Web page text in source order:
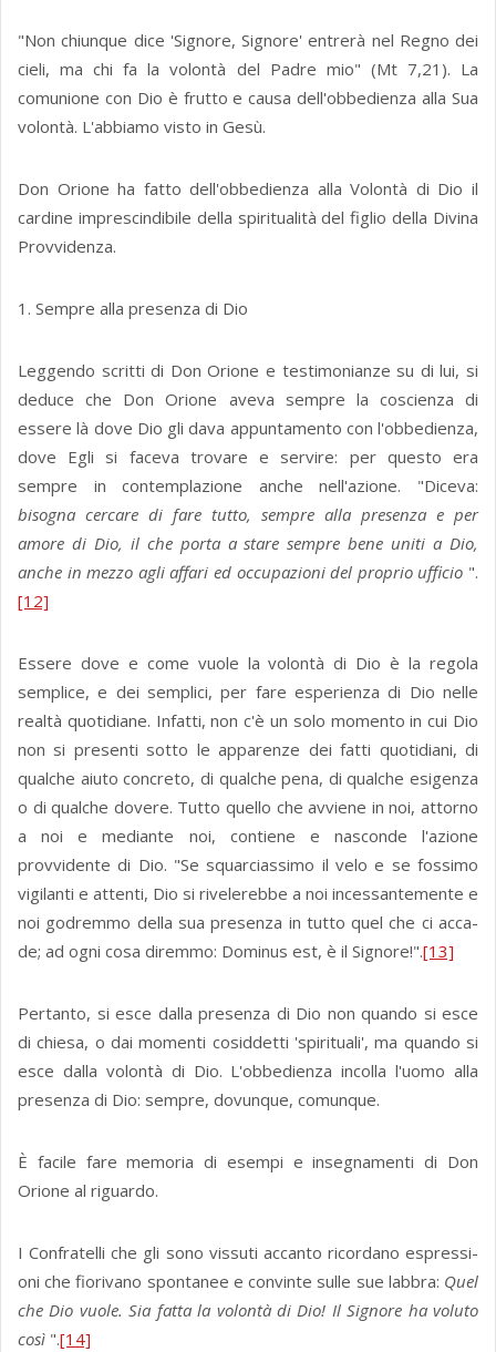
"Non chiunque dice 'Signore, Signore' entrerà nel Regno dei
cieli, ma chi fa la volontà del Padre mio" (Mt 7,21). La
comunione con Dio è frutto e causa dell'obbedienza alla Sua
volontà. L'abbiamo visto in Gesù.
Don Orione ha fatto dell'obbedienza alla Volontà di Dio il
cardine imprescindibile della spiritualità del figlio della Divina
Provvidenza.
1. Sempre alla presenza di Dio
Leggendo scritti di Don Orione e testimonianze su di lui, si
deduce che Don Orione aveva sempre la coscienza di
essere là dove Dio gli dava appuntamento con l'obbedienza,
dove Egli si faceva trovare e servire: per questo era
sempre in contempla­zione anche nell'a­zione. "Diceva:
bisogna cercare di fare tutto, sempre alla presenza e per
amore di Dio, il che porta a stare sempre bene uniti a Dio,
anche in mezzo agli affari ed occu­pazioni del proprio ufficio ".
[12]
Essere dove e come vuole la volontà di Dio è la regola
semplice, e dei semplici, per fare esperienza di Dio nelle
realtà quotidiane. Infatti, non c'è un solo momento in cui Dio
non si presenti sotto le apparenze dei fatti quotidiani, di
qualche aiuto concreto, di qualche pena, di qualche esigenza
o di qualche dovere. Tutto quello che avviene in noi, attorno
a noi e mediante noi, contiene e nasconde l'azione
provvidente di Dio. "Se squarciassimo il velo e se fossimo
vigilan­ti e attenti, Dio si rivelerebbe a noi incessantemente e
noi godremmo della sua presen­za in tutto quel che ci acca­
de; ad ogni cosa diremmo: Dominus est, è il Signore!".[13]
Pertanto, si esce dalla presenza di Dio non quando si esce
di chiesa, o dai momenti cosiddetti 'spirituali', ma quando si
esce dalla volontà di Dio. L'obbedienza incolla l'uomo alla
presenza di Dio: sempre, dovunque, comunque.
È facile fare memoria di esempi e insegnamenti di Don
Orione al riguardo.
I Confratelli che gli sono vissuti accan­to ricordano e­spressi­
oni che fiorivano spontanee e con­vinte sulle sue labbra: Quel
che Dio vuole. Sia fatta la volontà di Dio! Il Signore ha voluto
così ".[14]